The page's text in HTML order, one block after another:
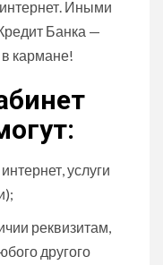
Иными
Банка —
кармане!
услуги
реквизитам,
другого